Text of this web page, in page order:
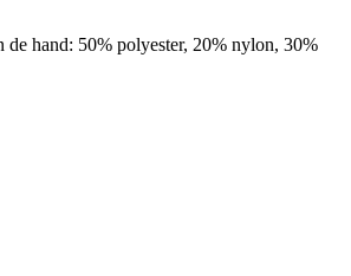
de hand: 50% polyester, 20% nylon, 30%